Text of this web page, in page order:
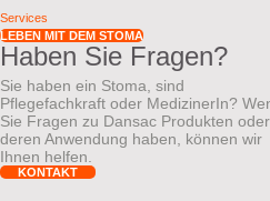
Services
LEBEN MIT DEM STOMA
Haben Sie Fragen?
Sie haben ein Stoma, sind
Pflegefachkraft oder MedizinerIn?
Sie Fragen zu Dansac Produkten oder
deren Anwendung haben, können wir
Ihnen helfen.
KONTAKT